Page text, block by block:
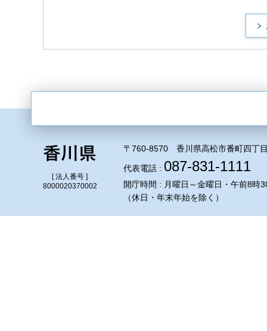
[ 法人番号 ]
8000020370002
〒760-8570 香川県高松市番町四丁
代表電話 : 087-831-1111
開庁時間 : 月曜日～金曜日・午前8時
（休日・年末年始を除く）